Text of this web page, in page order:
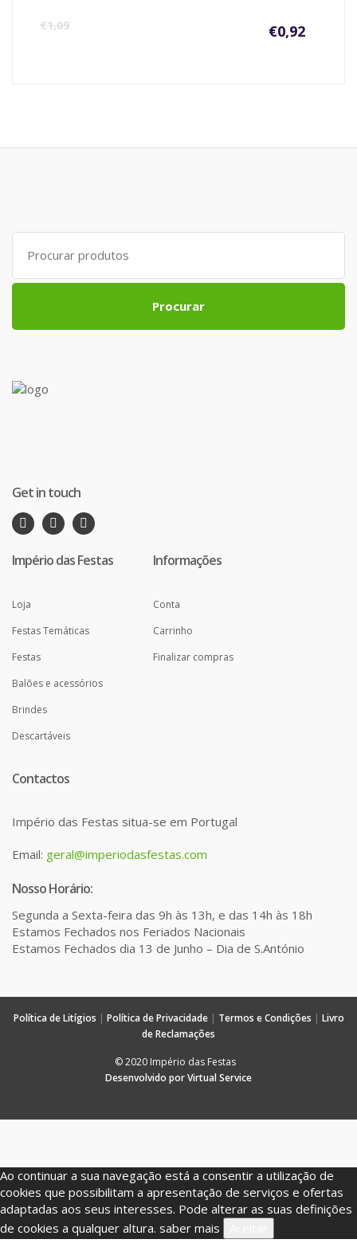
€1,09 €0,92
Search
for:
Procurar
Get in touch
Império das Festas
Loja
Festas Temáticas
Festas
Balões e acessórios
Brindes
Descartáveis
Informações
Conta
Carrinho
Finalizar compras
Contactos
Império das Festas situa-se em Portugal
Email: geral@imperiodasfestas.com
Nosso Horário:
Segunda a Sexta-feira das 9h às 13h, e das 14h às 18h
Estamos Fechados nos Feriados Nacionais
Estamos Fechados dia 13 de Junho – Dia de S.António
Política de Litígios | Política de Privacidade| Termos e Condições | Livro
de Reclamações
© 2020 Império das Festas
Desenvolvido por Virtual Service
Ao continuar a sua navegação está a consentir a utilização de
cookies que possibilitam a apresentação de serviços e ofertas
adaptadas aos seus interesses. Pode alterar as suas definições
de cookies a qualquer altura. saber mais